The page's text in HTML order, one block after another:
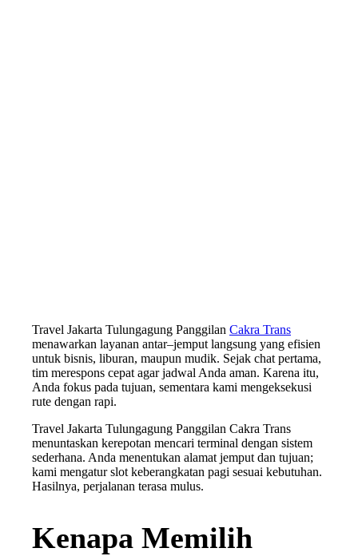
Travel Jakarta Tulungagung Panggilan Cakra Trans
menawarkan layanan antar–jemput langsung yang efisien
untuk bisnis, liburan, maupun mudik. Sejak chat pertama,
tim merespons cepat agar jadwal Anda aman. Karena itu,
Anda fokus pada tujuan, sementara kami mengeksekusi
rute dengan rapi.
Travel Jakarta Tulungagung Panggilan Cakra Trans
menuntaskan kerepotan mencari terminal dengan sistem
sederhana. Anda menentukan alamat jemput dan tujuan;
kami mengatur slot keberangkatan pagi sesuai kebutuhan.
Hasilnya, perjalanan terasa mulus.
Kenapa Memilih